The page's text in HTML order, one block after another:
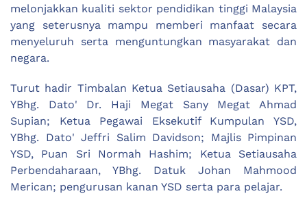
melonjakkan kualiti sektor pendidikan tinggi Malaysia
yang seterusnya mampu memberi manfaat secara
menyeluruh serta menguntungkan masyarakat dan
negara.
Turut hadir Timbalan Ketua Setiausaha (Dasar) KPT,
YBhg. Dato' Dr. Haji Megat Sany Megat Ahmad
Supian; Ketua Pegawai Eksekutif Kumpulan YSD,
YBhg. Dato' Jeffri Salim Davidson; Majlis Pimpinan
YSD, Puan Sri Normah Hashim; Ketua Setiausaha
Perbendaharaan, YBhg. Datuk Johan Mahmood
Merican; pengurusan kanan YSD serta para pelajar.